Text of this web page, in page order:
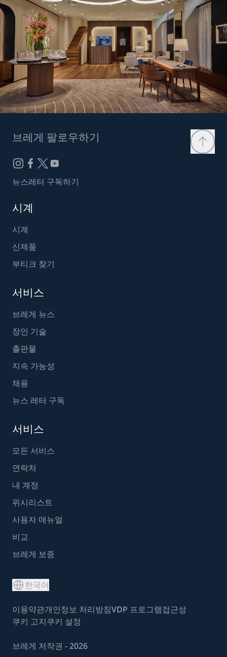
브레게 팔로우하기
뉴스레터 구독하기
시계
시계
신제품
부티크 찾기
서비스
브레게 뉴스
장인 기술
출판물
지속 가능성
채용
뉴스 레터 구독
서비스
모든 서비스
연락처
내 계정
위시리스트
사용자 매뉴얼
비교
브레게 보증
한국어
이용약관개인정보 처리방침VDP 프로그램접근성
쿠키 고지쿠키 설정
브레게 저작권 - 2026